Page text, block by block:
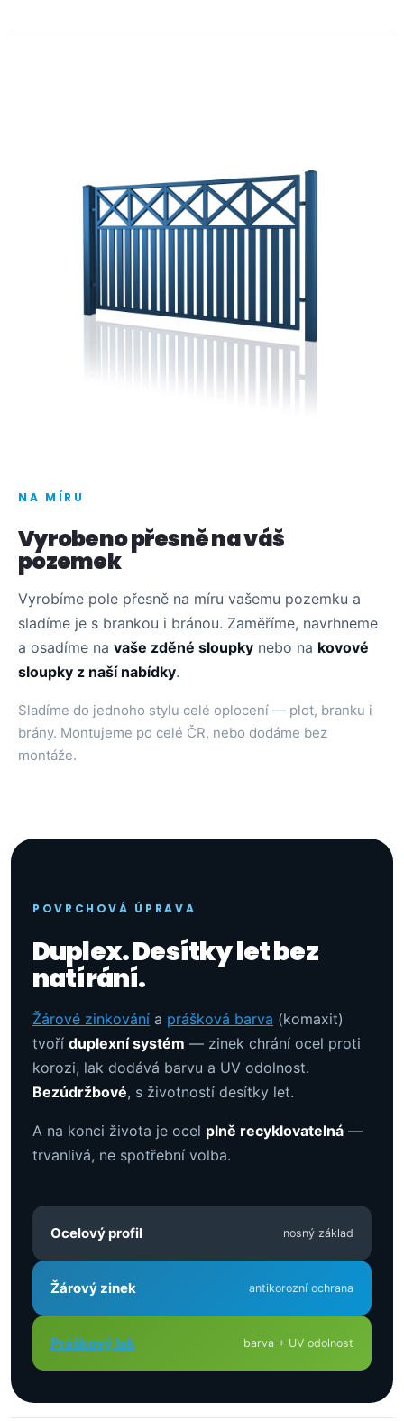
NA MÍRU
Vyrobeno přesně na váš
pozemek
Vyrobíme pole přesně na míru vašemu pozemku a
sladíme je s brankou i bránou. Zaměříme, navrhneme
a osadíme na vaše zděné sloupky nebo na kovové
sloupky z naší nabídky.
Sladíme do jednoho stylu celé oplocení — plot, branku i
brány. Montujeme po celé ČR, nebo dodáme bez
montáže.
POVRCHOVÁ ÚPRAVA
Duplex. Desítky let bez
natírání.
Žárové zinkování a prášková barva (komaxit)
tvoří duplexní systém — zinek chrání ocel proti
korozi, lak dodává barvu a UV odolnost.
Bezúdržbové, s životností desítky let.
A na konci života je ocel plně recyklovatelná —
trvanlivá, ne spotřební volba.
Ocelový profil nosný základ
Žárový zinek antikorozní ochrana
Práškový lak barva + UV odolnost